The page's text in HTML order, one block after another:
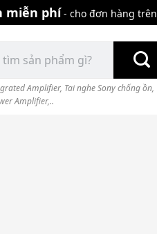
miễn phí- cho đơn hàng trên
Amplifier, Tai nghe Sony chống ồn,
Amplifier,..